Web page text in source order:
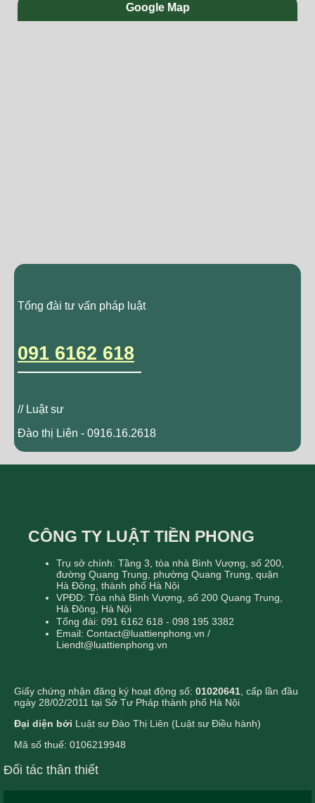
Google Map
Tổng đài tư vấn pháp luật
091 6162 618
// Luật sư
Đào thị Liên - 0916.16.2618
CÔNG TY LUẬT TIỀN PHONG
Trụ sở chính: Tầng 3, tòa nhà Bình Vượng, số 200,
đường Quang Trung, phường Quang Trung, quận
Hà Đông, thành phố Hà Nội
VPĐD: Tòa nhà Bình Vượng, số 200 Quang Trung,
Hà Đông, Hà Nội
Tổng đài: 091 6162 618 - 098 195 3382
Email: Contact@luattienphong.vn /
Liendt@luattienphong.vn
Giấy chứng nhận đăng ký hoạt động số: 01020641 , cấp lần đầu
ngày 28/02/2011 tại Sở Tư Pháp thành phố Hà Nội
Đại diện bởi Luật sư Đào Thị Liên (Luật sư Điều hành)
Mã số thuế: 0106219948
Đối tác thân thiết